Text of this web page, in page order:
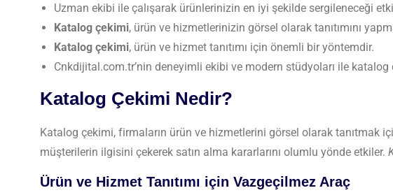
Uzman ekibi ile çalışarak ürünlerinizin en iyi şekilde sergileneceği
Katalog çekimi, ürün ve hizmetlerinizin görsel olarak tanıtımını
Katalog çekimi, ürün ve hizmet tanıtımı için önemli bir yöntemdir.
Cnkdijital.com.tr’nin deneyimli ekibi ve modern stüdyoları ile
Katalog Çekimi Nedir?
Katalog çekimi, firmaların ürün ve hizmetlerini görsel olarak tanıtmak
müşterilerin ilgisini çekerek satın alma kararlarını olumlu yönde etkiler.
Ürün ve Hizmet Tanıtımı için Vazgeçilmez Araç